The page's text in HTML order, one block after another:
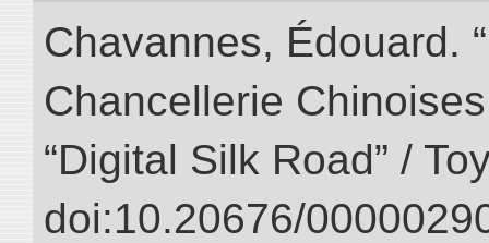
Chavannes, Édouard.
Chancellerie
“Digital Silk Road” /
doi:10.20676/